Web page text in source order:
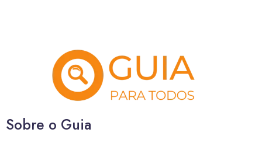
Sobre o Guia